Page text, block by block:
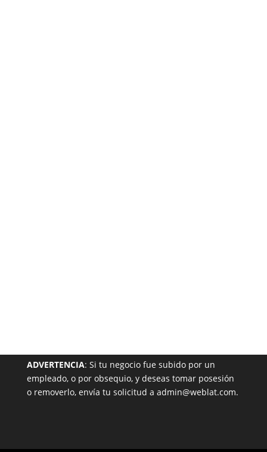
ADVERTENCIA: Si tu negocio fue subido por un
empleado, o por obsequio, y deseas tomar posesión
o removerlo, envía tu solicitud a admin@weblat.com.